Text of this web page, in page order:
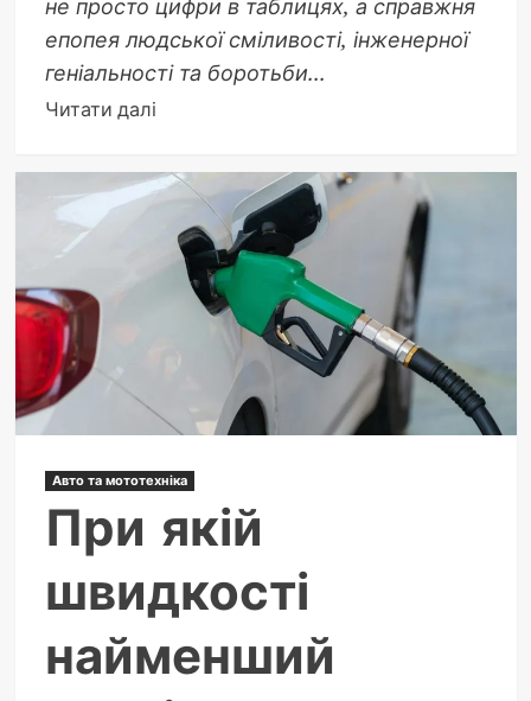
не просто цифри в таблицях, а справжня
епопея людської сміливості, інженерної
геніальності та боротьби...
Читати даліДокладніше
Історія
рекордів
швидкості
автомобілях:
електрокарів
гіперзвуку
Авто та мототехніка
При якій
швидкості
найменший